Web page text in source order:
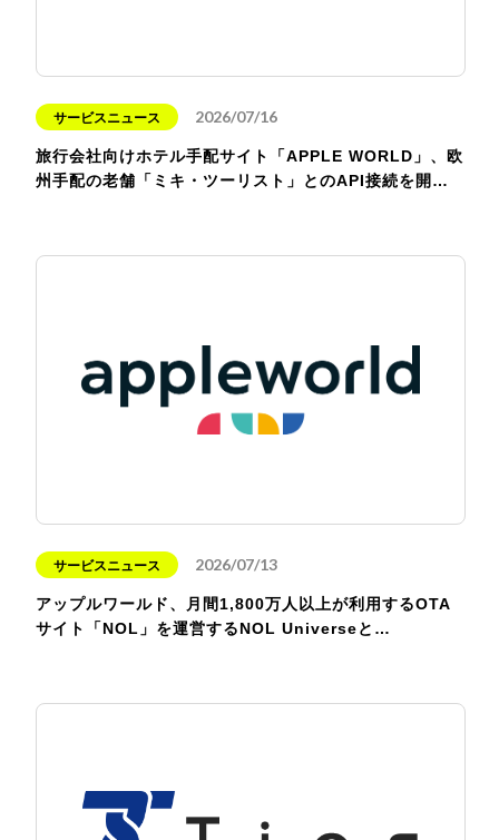
サービスニュース 2026/07/16
旅行会社向けホテル手配サイト「APPLE WORLD」、欧
州手配の老舗「ミキ・ツーリスト」とのAPI接続を開…
サービスニュース 2026/07/13
アップルワールド、月間1,800万人以上が利用するOTA
サイト「NOL」を運営するNOL Universeと…